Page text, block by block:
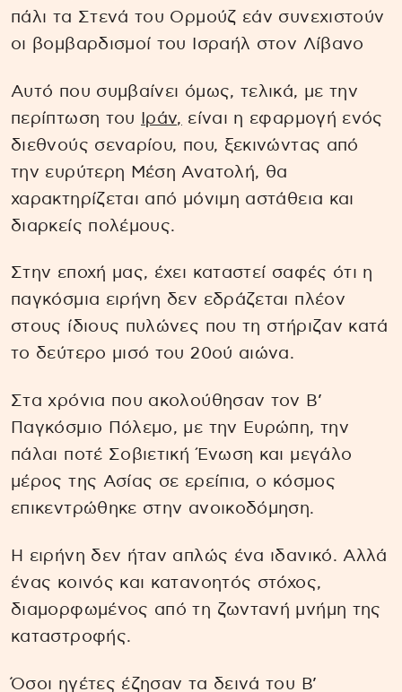
πάλι τα Στενά του Ορμούζ εάν συνεχιστούν
οι βομβαρδισμοί του Ισραήλ στον Λίβανο
Αυτό που συμβαίνει όμως, τελικά, με την
περίπτωση του
Ιράν, είναι η εφαρμογή ενός
διεθνούς σεναρίου, που, ξεκινώντας από
την ευρύτερη Μέση Ανατολή, θα
χαρακτηρίζεται από μόνιμη αστάθεια και
διαρκείς πολέμους.
Στην εποχή μας, έχει καταστεί σαφές ότι η
παγκόσμια ειρήνη δεν εδράζεται πλέον
στους ίδιους πυλώνες που τη στήριζαν κατά
το δεύτερο μισό του 20ού αιώνα.
Στα χρόνια που ακολούθησαν τον Β’
Παγκόσμιο Πόλεμο, με την Ευρώπη, την
πάλαι ποτέ Σοβιετική Ένωση και μεγάλο
μέρος της Ασίας σε ερείπια, ο κόσμος
επικεντρώθηκε στην ανοικοδόμηση.
Η ειρήνη δεν ήταν απλώς ένα ιδανικό. Αλλά
ένας κοινός και κατανοητός στόχος,
διαμορφωμένος από τη ζωντανή μνήμη της
καταστροφής.
Όσοι ηγέτες έζησαν τα δεινά του Β’